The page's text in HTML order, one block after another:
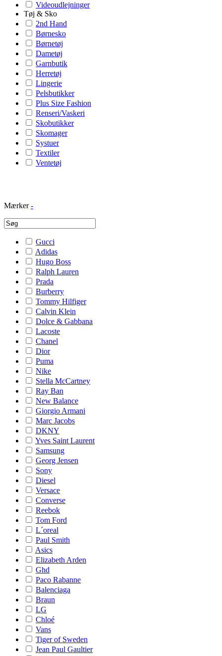
Videoudlejninger
Tøj & Sko
2nd Hand
Børnesko
Børnetøj
Dametøj
Garnbutik
Herretøj
Lingerie
Pelsbutikker
Plus Size Fashion
Renseri/Vaskeri
Skobutikker
Skomager
Systuer
Textiler
Ventetøj
Mærker -
Gucci
Adidas
Hugo Boss
Ralph Lauren
Prada
Burberry
Tommy Hilfiger
Calvin Klein
Dolce & Gabbana
Lacoste
Chanel
Dior
Puma
Nike
Stella McCartney
Ray Ban
New Balance
Giorgio Armani
Marc Jacobs
DKNY
Yves Saint Laurent
Samsung
Georg Jensen
Sony
Diesel
Versace
Converse
Reebok
Tom Ford
L´oreal
Paul Smith
Asics
Elizabeth Arden
Ghd
Paco Rabanne
Balenciaga
Braun
LG
Chloé
Vans
Tiger of Sweden
Jean Paul Gaultier